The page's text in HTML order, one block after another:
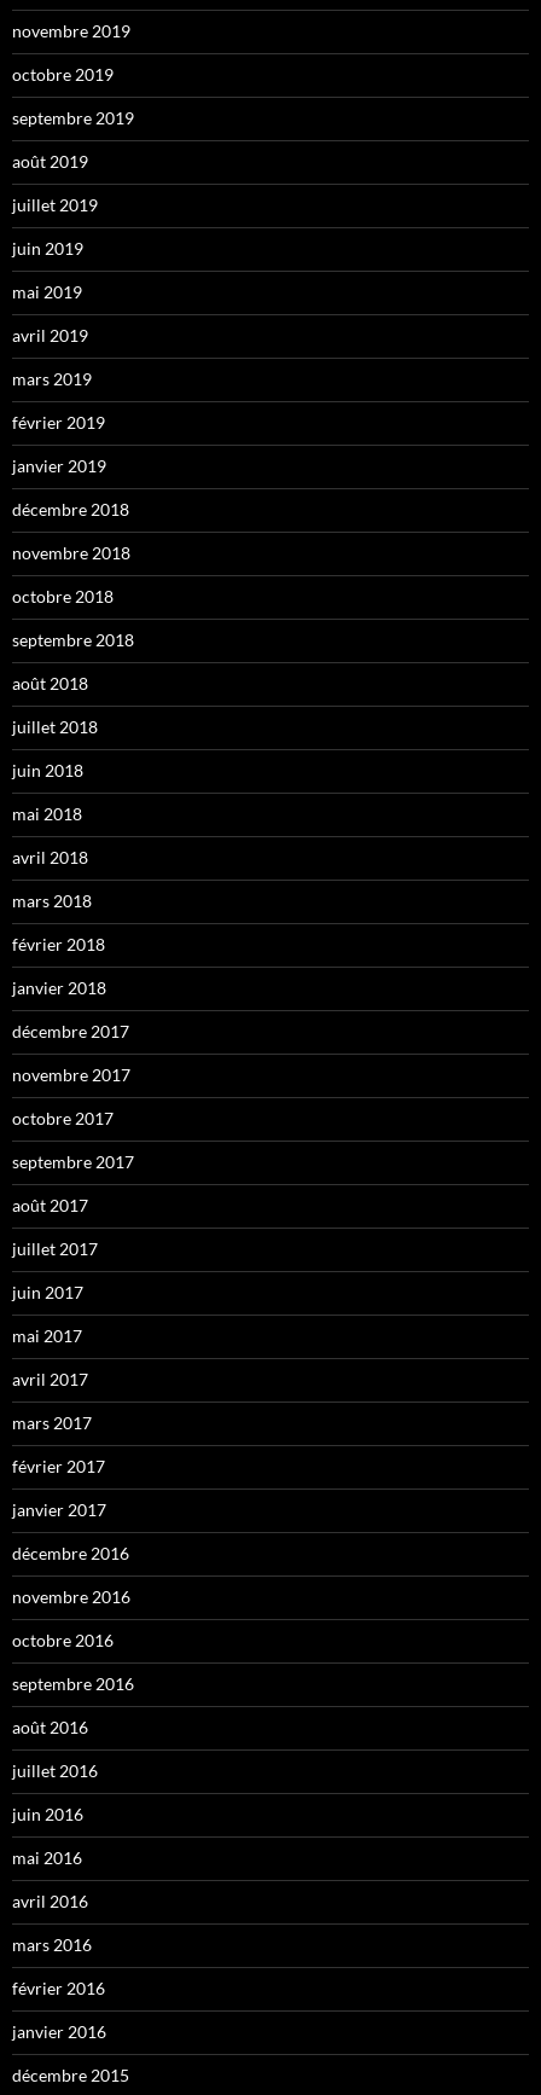
novembre 2019
octobre 2019
septembre 2019
août 2019
juillet 2019
juin 2019
mai 2019
avril 2019
mars 2019
février 2019
janvier 2019
décembre 2018
novembre 2018
octobre 2018
septembre 2018
août 2018
juillet 2018
juin 2018
mai 2018
avril 2018
mars 2018
février 2018
janvier 2018
décembre 2017
novembre 2017
octobre 2017
septembre 2017
août 2017
juillet 2017
juin 2017
mai 2017
avril 2017
mars 2017
février 2017
janvier 2017
décembre 2016
novembre 2016
octobre 2016
septembre 2016
août 2016
juillet 2016
juin 2016
mai 2016
avril 2016
mars 2016
février 2016
janvier 2016
décembre 2015